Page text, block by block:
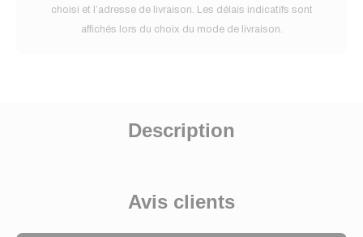
choisi et l’adresse de livraison. Les délais indicatifs sont
affichés lors du choix du mode de livraison.
Description
Avis clients